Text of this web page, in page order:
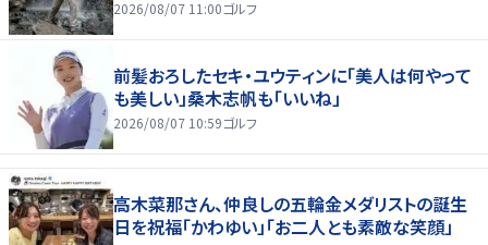
2026/08/07 11:00ゴルフ
前髪おろしたセキ・ユウティンに「美人は何やって
も美しい」桑木志帆も「いいね」
2026/08/07 10:59ゴルフ
高木菜那さん、仲良しの五輪金メダリストの誕生
日を祝福「かわゆい」「お二人とも素敵な笑顔」